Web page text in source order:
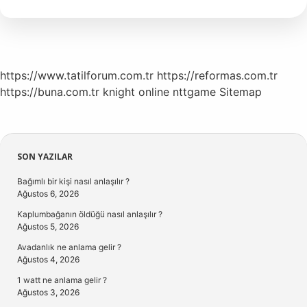
https://www.tatilforum.com.tr https://reformas.com.tr
https://buna.com.tr knight online nttgame Sitemap
Sidebar
SON YAZILAR
Bağımlı bir kişi nasıl anlaşılır ?
Ağustos 6, 2026
Kaplumbağanın öldüğü nasıl anlaşılır ?
Ağustos 5, 2026
Avadanlık ne anlama gelir ?
Ağustos 4, 2026
1 watt ne anlama gelir ?
Ağustos 3, 2026